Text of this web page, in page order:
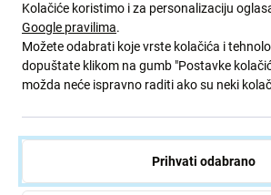
High-contrast mode
Kupuju i kupci
Kolačiće koristimo i za personalizaciju
Google pravilima.
Možete odabrati koje vrste kolačića i
dopuštate klikom na gumb "Postavke
možda neće ispravno raditi ako su neki
Prihvati odabrano